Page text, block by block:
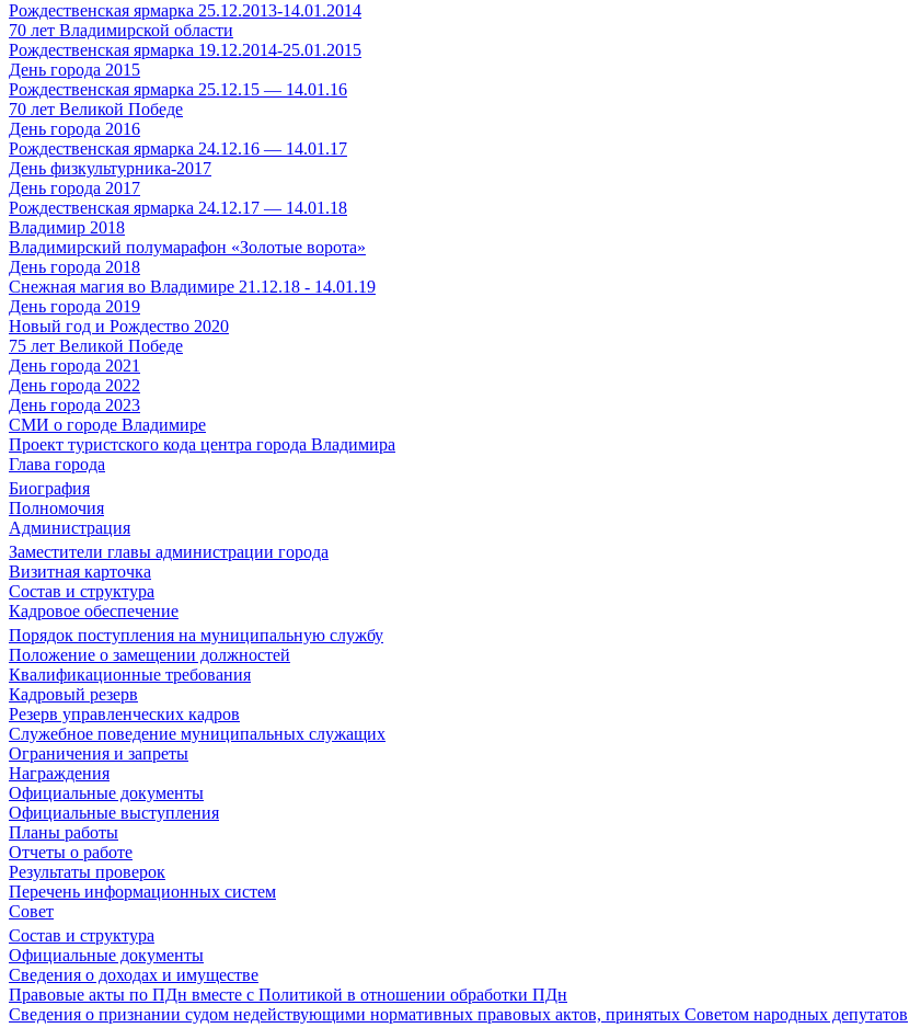
Рождественская ярмарка 25.12.2013-14.01.2014
70 лет Владимирской области
Рождественская ярмарка 19.12.2014-25.01.2015
День города 2015
Рождественская ярмарка 25.12.15 — 14.01.16
70 лет Великой Победе
День города 2016
Рождественская ярмарка 24.12.16 — 14.01.17
День физкультурника-2017
День города 2017
Рождественская ярмарка 24.12.17 — 14.01.18
Владимир 2018
Владимирский полумарафон «Золотые ворота»
День города 2018
Снежная магия во Владимире 21.12.18 - 14.01.19
День города 2019
Новый год и Рождество 2020
75 лет Великой Победе
День города 2021
День города 2022
День города 2023
СМИ о городе Владимире
Проект туристского кода центра города Владимира
Глава города
Биография
Полномочия
Администрация
Заместители главы администрации города
Визитная карточка
Состав и структура
Кадровое обеспечение
Порядок поступления на муниципальную службу
Положение о замещении должностей
Квалификационные требования
Кадровый резерв
Резерв управленческих кадров
Служебное поведение муниципальных служащих
Ограничения и запреты
Награждения
Официальные документы
Официальные выступления
Планы работы
Отчеты о работе
Результаты проверок
Перечень информационных систем
Совет
Состав и структура
Официальные документы
Сведения о доходах и имуществе
Правовые акты по ПДн вместе с Политикой в отношении обработки ПДн
Сведения о признании судом недействующими нормативных правовых актов, принятых Советом народных депутатов